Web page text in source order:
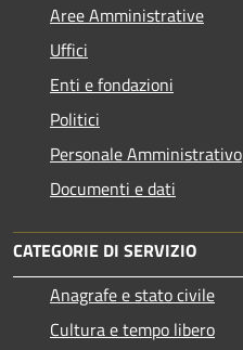
Aree Amministrative
Uffici
Enti e fondazioni
Politici
Personale Amministrativo
Documenti e dati
CATEGORIE DI SERVIZIO
Anagrafe e stato civile
Cultura e tempo libero